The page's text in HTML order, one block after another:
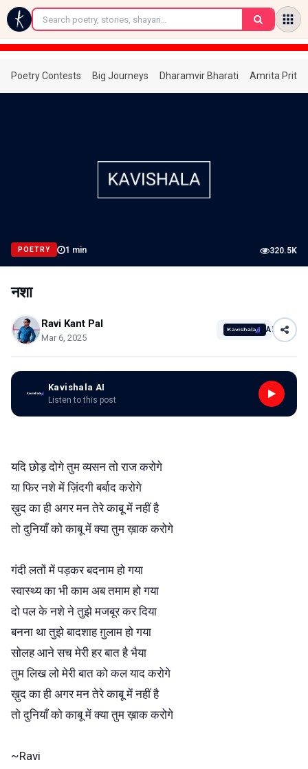
←
Poetry Contests Big Journeys Dharamvir Bharati Amrita
POETRY 1 min 320.5K
नशा
Ravi Kant Pal
Mar 6, 2025
AI
Kavishala AI
Listen to this post
यदि छोड़ दोगे तुम व्यसन तो राज करोगे
या फिर नशे में ज़िंदगी बर्बाद करोगे
ख़ुद का ही अगर मन तेरे काबू में नहीं है
तो दुनियाँ को काबू में क्या तुम ख़ाक करोगे
गंदी लतों में पड़कर बदनाम हो गया
स्वास्थ्य का भी काम अब तमाम हो गया
दो पल के नशे ने तुझे मजबूर कर दिया
बनना था तुझे बादशाह ग़ुलाम हो गया
सोलह आने सच मेरी हर बात है भैया
तुम लिख लो मेरी बात को कल याद करोगे
ख़ुद का ही अगर मन तेरे काबू में नहीं है
तो दुनियाँ को काबू में क्या तुम ख़ाक करोगे
~Ravi